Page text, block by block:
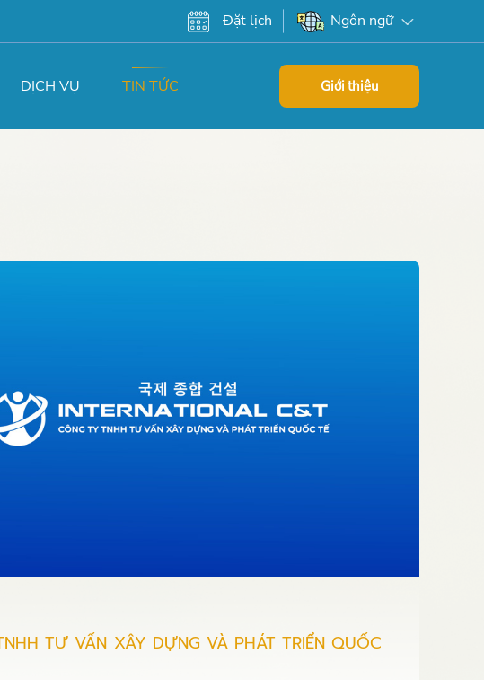
Đặt lịch Ngôn ngữ
DỊCH VỤ TIN TỨC Giới thiệu
TƯ VẤN XÂY DỰNG VÀ PHÁT TRIỂN QUỐC